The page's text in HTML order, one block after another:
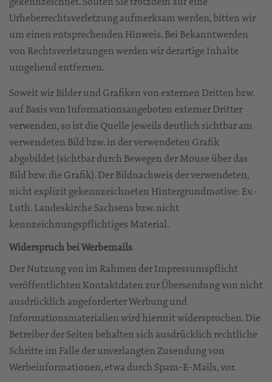
Urheberrechtsverletzung aufmerksam werden, bitten wir
um einen entsprechenden Hinweis. Bei Bekanntwerden
von Rechtsverletzungen werden wir derartige Inhalte
umgehend entfernen.
Soweit wir Bilder und Grafiken von externen Dritten bzw.
auf Basis von Informationsangeboten externer Dritter
verwenden, so ist die Quelle jeweils deutlich sichtbar am
verwendeten Bild bzw. in der verwendeten Grafik
abgebildet (sichtbar durch Bewegen der Mouse über das
Bild bzw. die Grafik). Der Bildnachweis der verwendeten,
nicht explizit gekennzeichneten Hintergrundmotive: Ev.-
Luth. Landeskirche Sachsens bzw. nicht
kennzeichnungspflichtiges Material.
Widerspruch bei Werbemails
Der Nutzung von im Rahmen der Impressumspflicht
veröffentlichten Kontaktdaten zur Übersendung von nicht
ausdrücklich angeforderter Werbung und
Informationsmaterialien wird hiermit widersprochen. Die
Betreiber der Seiten behalten sich ausdrücklich rechtliche
Schritte im Falle der unverlangten Zusendung von
Werbeinformationen, etwa durch Spam-E-Mails, vor.